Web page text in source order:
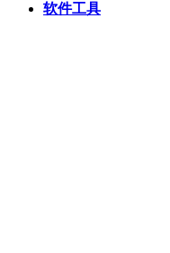
软件工具